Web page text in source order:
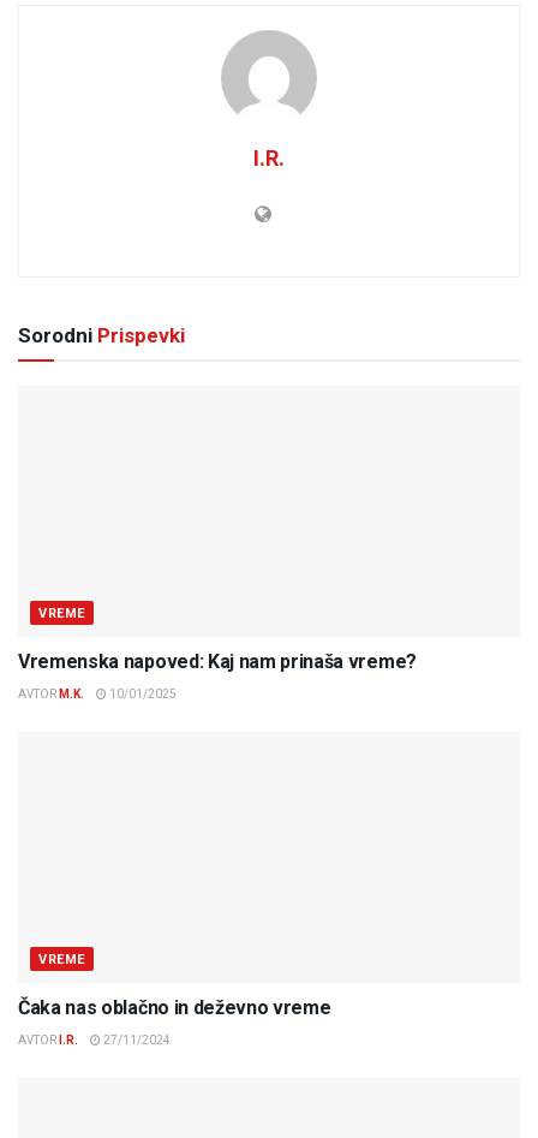
I.R.
Sorodni Prispevki
VREME
Vremenska napoved: Kaj nam prinaša vreme?
AVTOR M.K. 10/01/2025
VREME
Čaka nas oblačno in deževno vreme
AVTOR I.R. 27/11/2024